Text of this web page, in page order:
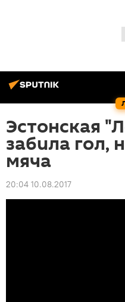
Эстонская
забила гол,
мяча
20:04 10.08.2017